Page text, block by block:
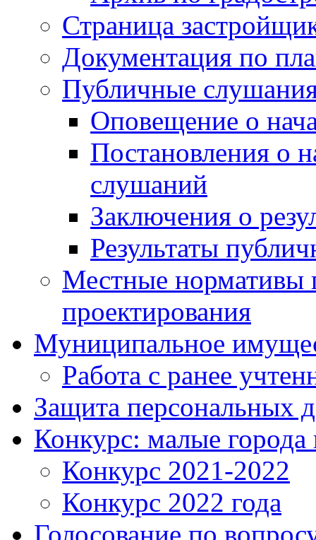
Страница
Документация по
Публичные
Оповещение о
Постановления о
слушаний
Заключения о
Результаты
Местные нормативы
проектирования
Муниципальное
Работа с ранее
Защита персональных
Конкурс: малые города
Конкурс 2021-2022
Конкурс 2022 года